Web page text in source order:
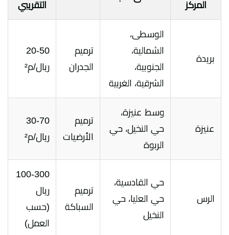
المركز
التقريبي
بريدة
الوسطى،
الشمالية،
الجنوبية،
الشرقية، الغربية
ترميم
الجدران
20-50
ريال/م²
عنيزة
وسط عنيزة،
حي النخيل، حي
الربوة
ترميم
الأرضيات
30-70
ريال/م²
الرس
حي القادسية،
حي العليا، حي
النخيل
ترميم
السباكة
100-300
ريال
(حسب
العمل)